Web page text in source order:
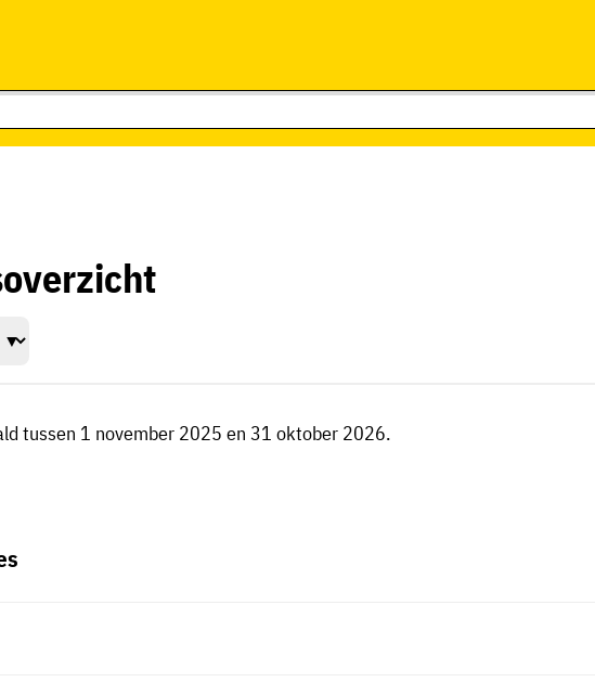
tussen 1 november 2025 en 31 oktober 2026.